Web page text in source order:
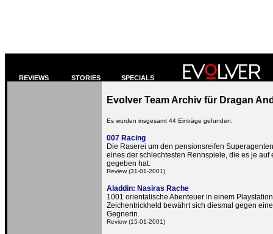
REVIEWS STORIES SPECIALS
Evolver Team Archiv für Dragan
Es wurden insgesamt 44 Einträge gefunden.
007 Racing
Die Raserei um den pensionsreifen
eines der schlechtesten Rennspiele, die es je auf
gegeben hat.
Review (31-01-2001)
Aladdin: Nasiras Rache
1001 orientalische Abenteuer in einem
Zeichentrickheld bewährt sich diesmal gegen
Gegnerin.
Review (15-01-2001)